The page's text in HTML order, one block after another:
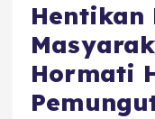
Hentikan
Hormati